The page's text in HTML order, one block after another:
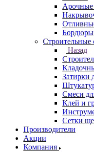
Арочные
Бордюры
Строительные
Назад
Затирки
Смеси
Клей и
Сетки
Производители
Акции
Компания